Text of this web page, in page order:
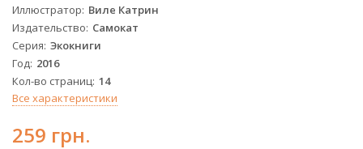
Иллюстратор Виле Катрин
Издательство Самокат
Серия Экокниги
Год 2016
Кол-во страниц 14
Все характеристики
259 грн.